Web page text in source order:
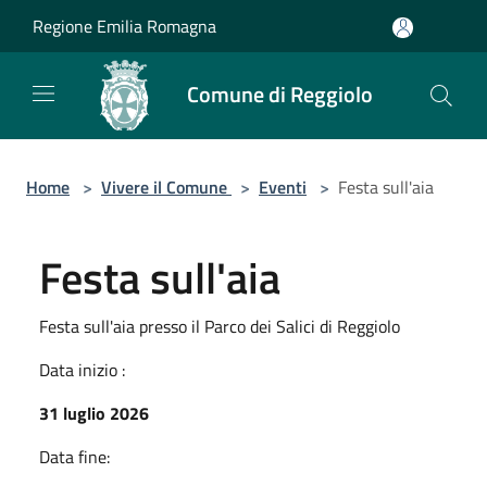
Regione Emilia Romagna
Comune di Reggiolo
Home > Vivere il Comune > Eventi > Festa sull'aia
Festa sull'aia
Festa sull'aia presso il Parco dei Salici di Reggiolo
Data inizio :
31 luglio 2026
Data fine: